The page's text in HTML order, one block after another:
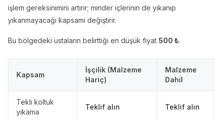
işlem gereksinimini artırır; minder içlerinin de yıkanıp
yıkanmayacağı kapsamı değiştirir.
Bu bölgedeki ustaların belirttiği en düşük fiyat 500 ₺.
Kapsam
İşçilik (Malzeme
Hariç)
Malzeme
Dahil
Tekli koltuk
yıkama
Teklif alın Teklif alın